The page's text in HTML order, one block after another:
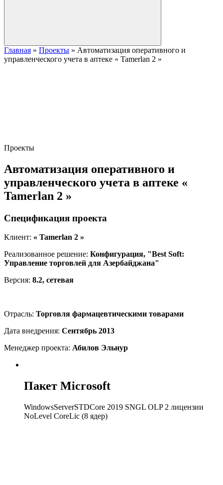
Главная » Проекты » Автоматизация оперативного и
управленческого учета в аптеке « Tamerlan 2 »
Проекты
Автоматизация оперативного и
управленческого учета в аптеке «
Tamerlan 2 »
Спецификация проекта
Клиент: « Tamerlan 2 »
Реализованное решение: Конфигурация, "Best Soft:
Управление торговлей для Азербайджана"
Версия: 8.2, сетевая
Отрасль: Торговля фармацевтическими товарами
Дата внедрения: Сентябрь 2013
Менеджер проекта: Абилов Эльнур
Пакет Microsoft
WindowsServerSTDCore 2019 SNGL OLP 2 лицензии
NoLevel CoreLic (8 ядер)